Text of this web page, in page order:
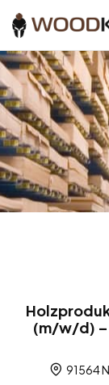
(m/w/d) –
91564